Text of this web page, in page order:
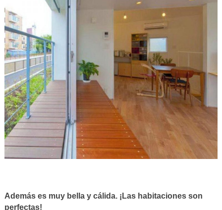
Además es muy bella y cálida. ¡Las habitaciones son
perfectas!